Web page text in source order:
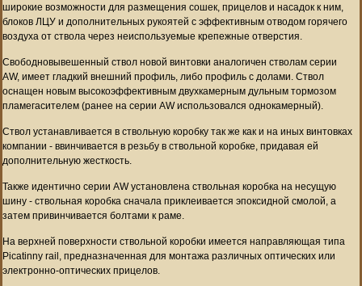
широкие возможности для размещения сошек, прицелов и насадок к ним,
блоков ЛЦУ и дополнительных рукоятей с эффективным отводом горячего
воздуха от ствола через неиспользуемые крепежные отверстия.
Свободновывешенный ствол новой винтовки аналогичен стволам серии
AW, имеет гладкий внешний профиль, либо профиль с долами. Ствол
оснащен новым высокоэффективным двухкамерным дульным тормозом
пламегасителем (ранее на серии AW использовался однокамерный).
Ствол устанавливается в ствольную коробку так же как и на иных винтовках
компании - ввинчивается в резьбу в ствольной коробке, придавая ей
дополнительную жесткость.
Также идентично серии AW установлена ствольная коробка на несущую
шину - ствольная коробка сначала приклеивается эпоксидной смолой, а
затем привинчивается болтами к раме.
На верхней поверхности ствольной коробки имеется направляющая типа
Picatinny rail, предназначенная для монтажа различных оптических или
электронно-оптических прицелов.